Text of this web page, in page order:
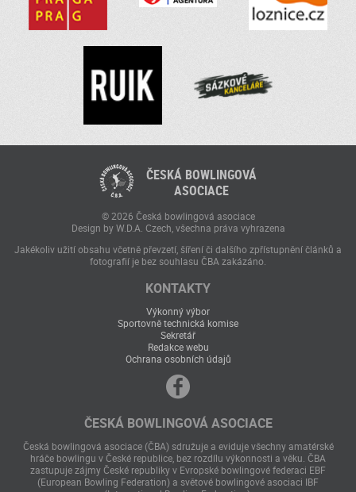
ČESKÁ BOWLINGOVÁ
ASOCIACE
© 2026 Česká bowlingová asociace
Design by W.D.A. Czech, všechna práva vyhrazena
Jakékoliv užití obsahu včetně převzetí, šíření či dalšího zpřístupnění článků a
fotografií je bez souhlasu ČBA zakázáno.
KONTAKTY
Výkonný výbor
Sportovně technická komise
Sekretář
Redakce webu
Ochrana osobních údajů
ČESKÁ BOWLINGOVÁ ASOCIACE
Česká bowlingová asociace (ČBA) sdružuje a eviduje všechny amatérské
hráče bowlingu v České republice, bez rozdílu výkonnosti a věku. ČBA
zastupuje zájmy České republiky v Evropské bowlingové federaci EBF
(European Bowling Federation) a světové bowlingové asociaci IBF